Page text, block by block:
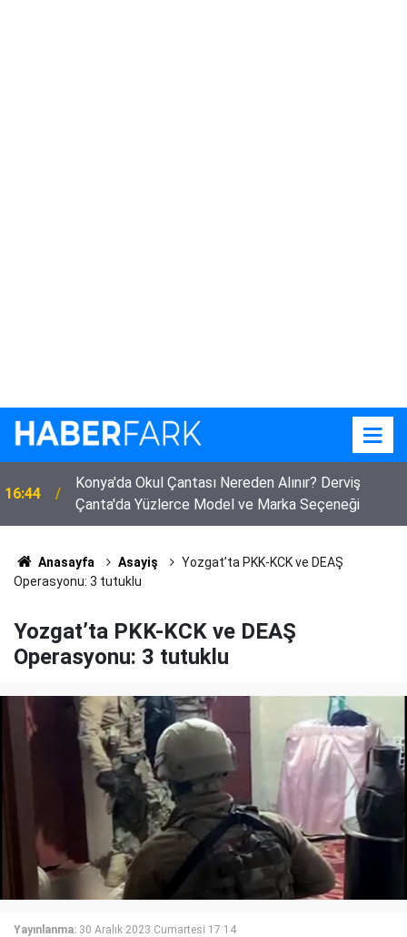
16:44
Konya'da Okul Çantası Nereden Alınır? Derviş
Çanta'da Yüzlerce Model ve Marka Seçeneği
Anasayfa Asayiş
Yozgat’ta PKK-KCK ve DEAŞ
Operasyonu: 3 tutuklu
Yozgat’ta PKK-KCK ve DEAŞ
Operasyonu: 3 tutuklu
Yayınlanma: 30 Aralık 2023 Cumartesi 17:14